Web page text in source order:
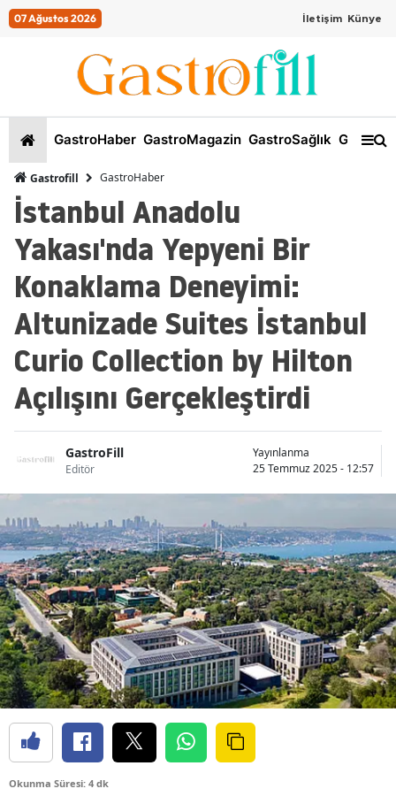
07 Ağustos 2026 İletişim Künye
GastroHaber GastroMagazin GastroSağlık
Gastrofill GastroHaber
İstanbul Anadolu
Yakası'nda Yepyeni Bir
Konaklama Deneyimi:
Altunizade Suites İstanbul
Curio Collection by Hilton
Açılışını Gerçekleştirdi
GastroFill
Editör
Yayınlanma
25 Temmuz 2025 - 12:57
Okunma Süresi: 4 dk